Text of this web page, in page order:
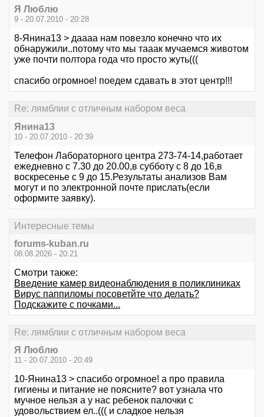
Я Люблю
9 - 20.07.2010 - 20:28
8-Янина13 > даааа нам повезло конечно что их
обнаружили..потому что мы тааак мучаемся животом
уже почти полтора года что просто жуть(((
спасибо огромное! поедем сдавать в этот центр!!!
Re: лямблии с отличным набором веса
Янина13
10 - 20.07.2010 - 20:39
Телефон Лабораторного центра 273-74-14,работает
ежедневно с 7.30 до 20.00,в субботу с 8 до 16,в
воскресенье с 9 до 15.Результаты анализов Вам
могут и по электронной почте прислать(если
оформите заявку).
Интересные темы
forums-kuban.ru
08.08.2026 - 20:21
Смотри также:
Введение камер видеонаблюдения в поликлиниках
Вирус паппиломы посоветйте что делать?
Подскажите с почками...
Re: лямблии с отличным набором веса
Я Люблю
11 - 20.07.2010 - 20:49
10-Янина13 > спасибо огромное! а про правила
гигиены и питание не поясните? вот узнала что
мучное нельзя а у нас ребенок палочки с
удовольствием ел..((( и сладкое нельзя